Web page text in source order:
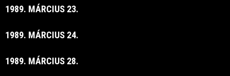
1989. MÁRCIUS 23.
1989. MÁRCIUS 24.
1989. MÁRCIUS 28.